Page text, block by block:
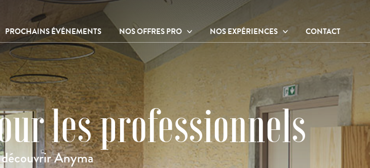
PROCHAINS ÉVÉNEMENTS NOS OFFRES PRO
Nos offres thérapeutes
Nos offres entreprises
NOS EXPÉRIENCES
Hébergements
À proximité
Nos praticiens
CONTACT
les professionnels
Anyma